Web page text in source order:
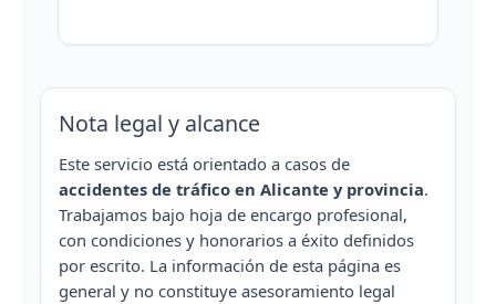
Nota legal y alcance
Este servicio está orientado a casos de
accidentes de tráfico en Alicante y provincia.
Trabajamos bajo hoja de encargo profesional,
con condiciones y honorarios a éxito definidos
por escrito. La información de esta página es
general y no constituye asesoramiento legal